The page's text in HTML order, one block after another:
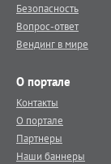
Безопасность
Вопрос-ответ
Вендинг в мире
О портале
Контакты
О портале
Партнеры
Наши баннеры